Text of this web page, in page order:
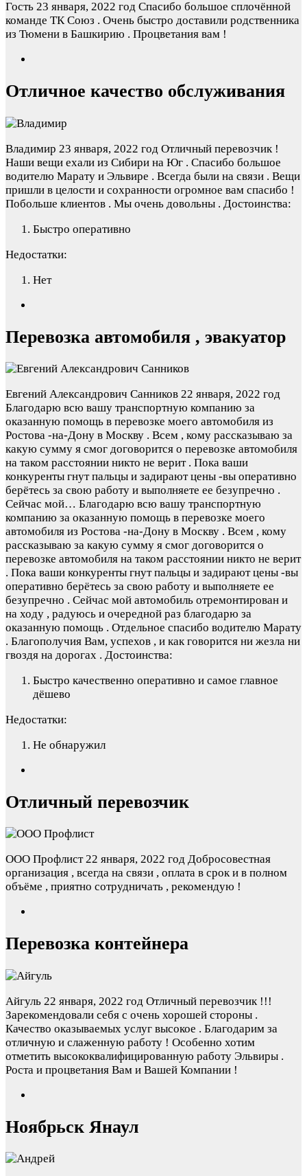
Гость 23 января, 2022 год Спасибо большое сплочённой
команде ТК Союз . Очень быстро доставили родственника
из Тюмени в Башкирию . Процветания вам !
Отличное качество обслуживания
Владимир 23 января, 2022 год Отличный перевозчик !
Наши вещи ехали из Сибири на Юг . Спасибо большое
водителю Марату и Эльвире . Всегда были на связи . Вещи
пришли в целости и сохранности огромное вам спасибо !
Побольше клиентов . Мы очень довольны . Достоинства:
Быстро оперативно
Недостатки:
Нет
Перевозка автомобиля , эвакуатор
Евгений Александрович Санников 22 января, 2022 год
Благодарю всю вашу транспортную компанию за
оказанную помощь в перевозке моего автомобиля из
Ростова -на-Дону в Москву . Всем , кому рассказываю за
какую сумму я смог договорится о перевозке автомобиля
на таком расстоянии никто не верит . Пока ваши
конкуренты гнут пальцы и задирают цены -вы оперативно
берётесь за свою работу и выполняете ее безупречно .
Сейчас мой… Благодарю всю вашу транспортную
компанию за оказанную помощь в перевозке моего
автомобиля из Ростова -на-Дону в Москву . Всем , кому
рассказываю за какую сумму я смог договорится о
перевозке автомобиля на таком расстоянии никто не верит
. Пока ваши конкуренты гнут пальцы и задирают цены -вы
оперативно берётесь за свою работу и выполняете ее
безупречно . Сейчас мой автомобиль отремонтирован и
на ходу , радуюсь и очередной раз благодарю за
оказанную помощь . Отдельное спасибо водителю Марату
. Благополучия Вам, успехов , и как говорится ни жезла ни
гвоздя на дорогах . Достоинства:
Быстро качественно оперативно и самое главное
дёшево
Недостатки:
Не обнаружил
Отличный перевозчик
ООО Профлист 22 января, 2022 год Добросовестная
организация , всегда на связи , оплата в срок и в полном
объёме , приятно сотрудничать , рекомендую !
Перевозка контейнера
Айгуль 22 января, 2022 год Отличный перевозчик !!!
Зарекомендовали себя с очень хорошей стороны .
Качество оказываемых услуг высокое . Благодарим за
отличную и слаженную работу ! Особенно хотим
отметить высококвалифицированную работу Эльвиры .
Роста и процветания Вам и Вашей Компании !
Ноябрьск Янаул